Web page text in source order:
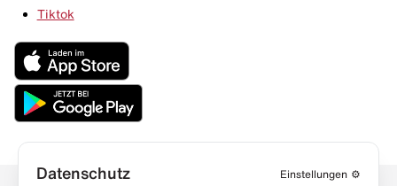
Tiktok
Datenschutz Einstellungen ⚙️